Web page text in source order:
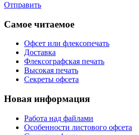
Отправить
Самое читаемое
Офсет или флексопечать
Доставка
Флексографская печать
Высокая печать
Секреты офсета
Новая информация
Работа над файлами
Особенности листового офсета